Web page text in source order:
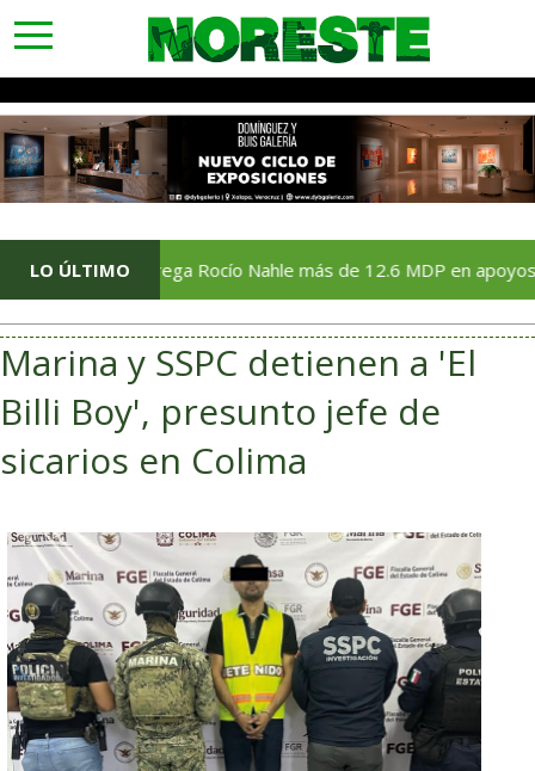
toggle
navigation
LO ÚLTIMO
Entrega Rocío Nahle más de 12.6 MDP en apoyos directos
Marina y SSPC detienen a 'El
Billi Boy', presunto jefe de
sicarios en Colima